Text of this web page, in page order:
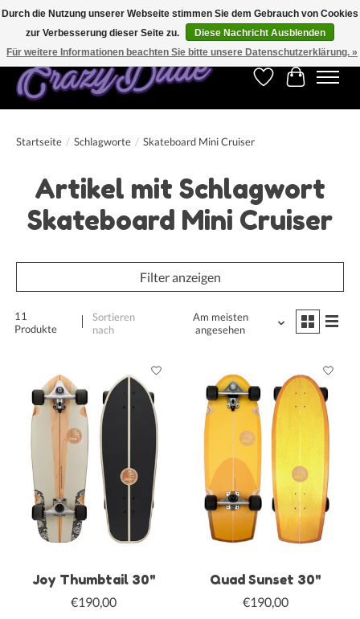
Kostenfreier Versand für Bestellungen ab 250 €. Weltweite Lieferung!
Wunschzettel
Ihr
Startseite / Schlagworte / Skateboard Mini Cruiser
Artikel mit Schlagwort
Skateboard Mini Cruiser
Filter anzeigen
11
Produkte
Sortieren
nach
Am meisten
angesehen
Joy Thumbtail 30"
€190,00
Quad Sunset 30"
€190,00
Durch die Nutzung unserer Webseite stimmen Sie dem Gebrauch von Cookies
zur Verbesserung dieser Seite zu.
Diese Nachricht Ausblenden
Für weitere Informationen beachten Sie bitte unsere Datenschutzerklärung. »